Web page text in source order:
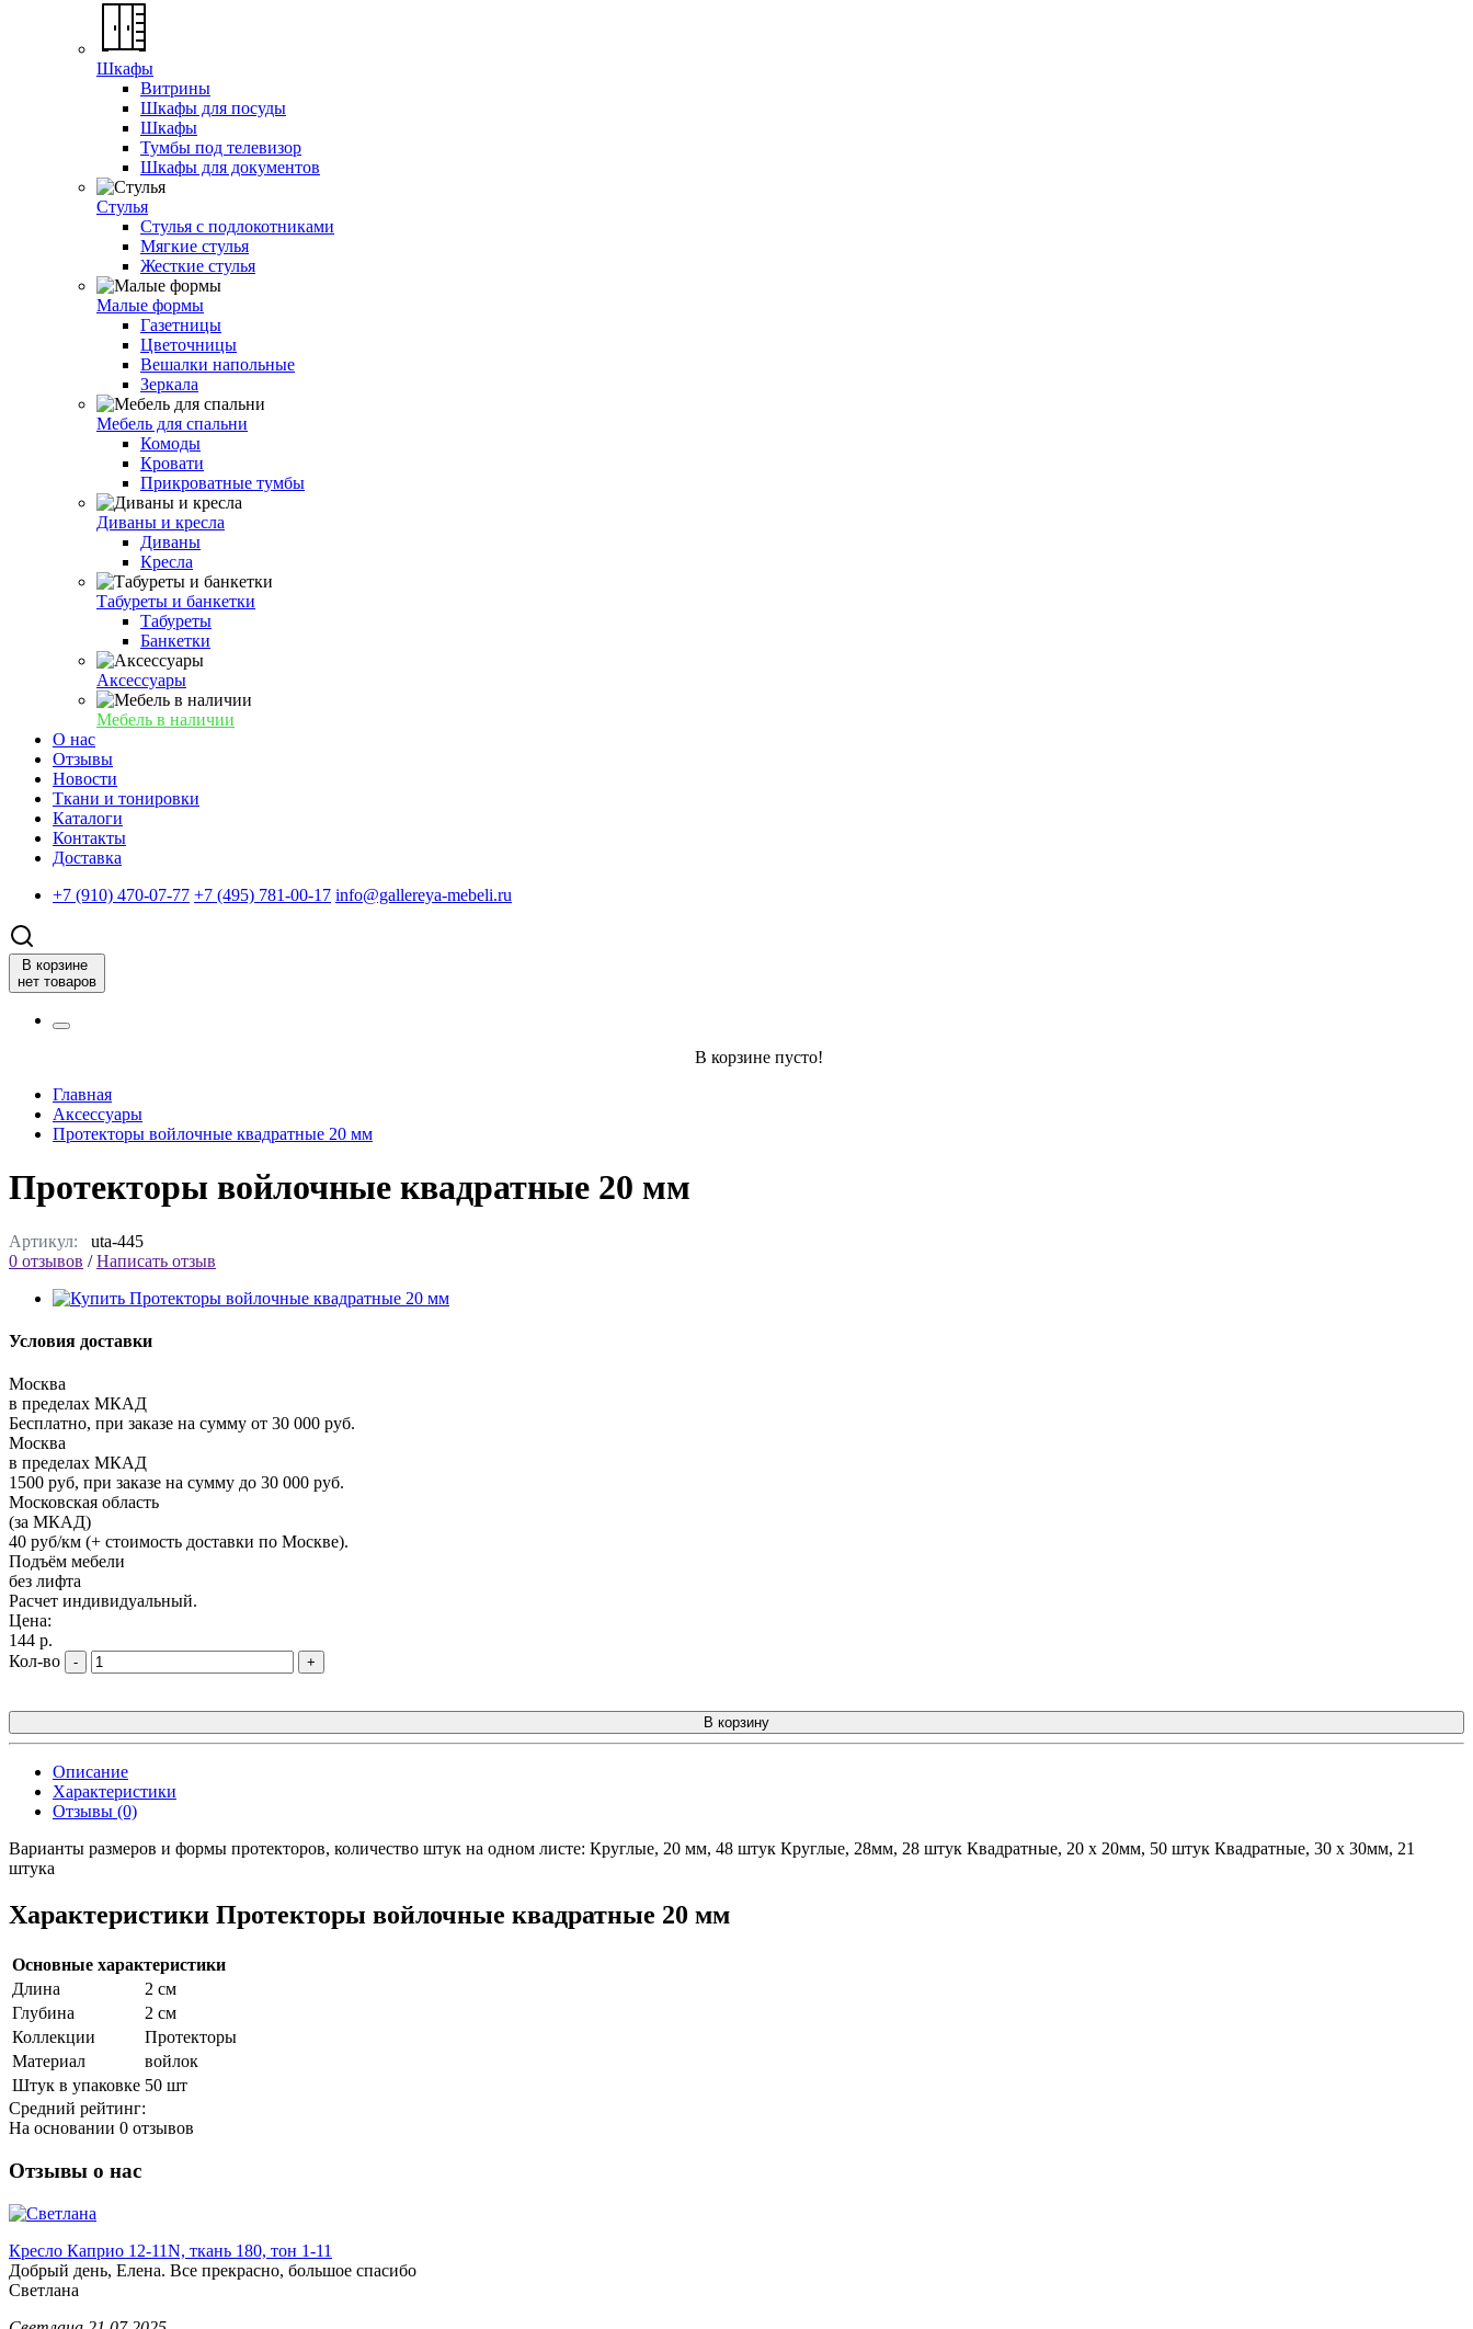
Шкафы
Витрины
Шкафы для посуды
Шкафы
Тумбы под телевизор
Шкафы для документов
Стулья
Стулья с подлокотниками
Мягкие стулья
Жесткие стулья
Малые формы
Газетницы
Цветочницы
Вешалки напольные
Зеркала
Мебель для спальни
Комоды
Кровати
Прикроватные тумбы
Диваны и кресла
Диваны
Кресла
Табуреты и банкетки
Табуреты
Банкетки
Аксессуары
Мебель в наличии
О нас
Отзывы
Новости
Ткани и тонировки
Каталоги
Контакты
Доставка
+7 (910) 470-07-77 +7 (495) 781-00-17 info@gallereya-mebeli.ru
В корзине
нет товаров
В корзине пусто!
Главная
Аксессуары
Протекторы войлочные квадратные 20 мм
Протекторы войлочные квадратные 20 мм
Артикул: uta-445
0 отзывов /Написать отзыв
Условия доставки
Москва
в пределах МКАД
Бесплатно, при заказе на сумму от 30 000 руб.
Москва
в пределах МКАД
1500 руб, при заказе на сумму до 30 000 руб.
Московская область
(за МКАД)
40 руб/км (+ стоимость доставки по Москве).
Подъём мебели
без лифта
Расчет индивидуальный.
Цена:
144 р.
Кол-во
- +
В корзину
Описание
Характеристики
Отзывы (0)
Варианты размеров и формы протекторов, количество штук на одном листе: Круглые, 20 мм, 48 штук Круглые, 28мм, 28 штук Квадратные, 20 x 20мм, 50 штук Квадратные, 30 x 30мм, 21
штука
Характеристики Протекторы войлочные квадратные 20 мм
Основные характеристики
Длина
2 см
Глубина
2 см
Коллекции
Протекторы
Материал
войлок
Штук в упаковке 50 шт
Средний рейтинг:
На основании 0 отзывов
Отзывы о нас
Кресло Каприо 12-11N, ткань 180, тон 1-11
Добрый день, Елена. Все прекрасно, большое спасибо
Светлана